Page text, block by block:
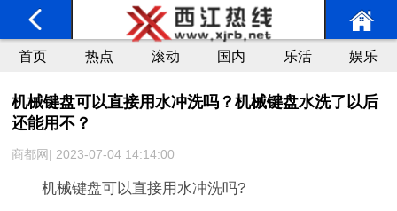
首页 热点 滚动 国内 乐活 娱乐
机械键盘可以直接用水冲洗吗？机械键盘水洗了以后
还能用不？
商都网| 2023-07-04 14:14:00
机械键盘可以直接用水冲洗吗?